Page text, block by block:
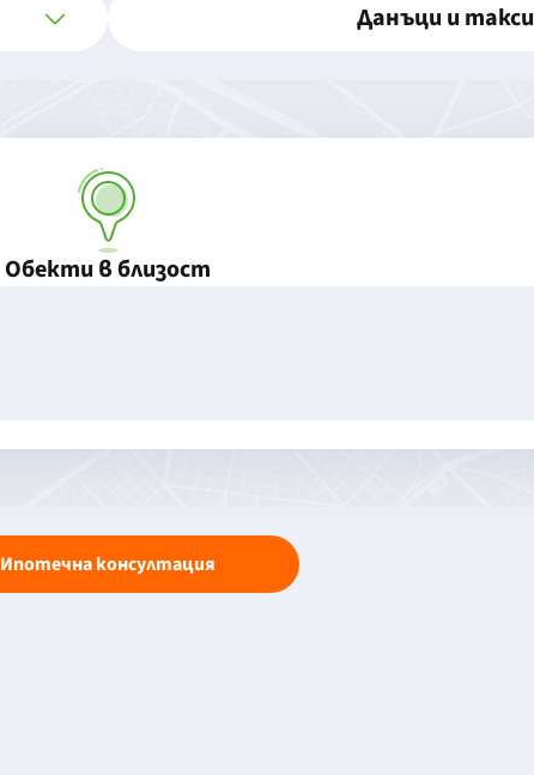
Данъци и такси
Обекти в близост
Ипотечна консултация